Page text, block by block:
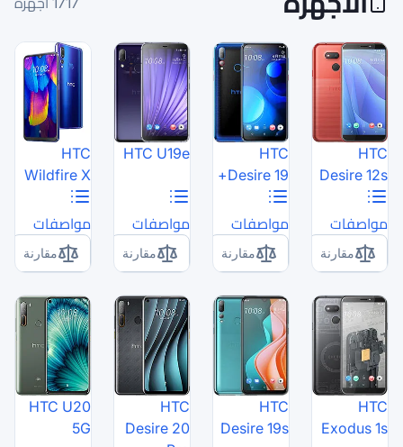
HTC U19e
مواصفات
مقارنة
HTC
Wildfire X
مواصفات
مقارنة
HTC
Desire 20
HTC U20
5G